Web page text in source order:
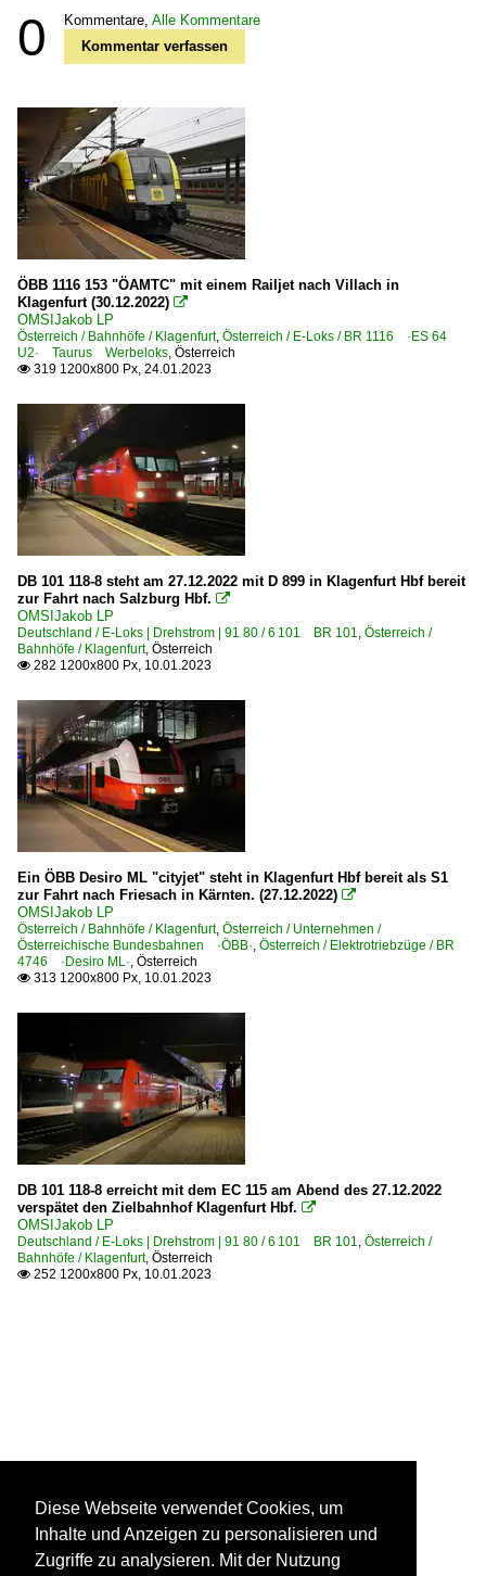
0 Kommentare, Alle Kommentare
Kommentar verfassen
ÖBB 1116 153 "ÖAMTC" mit einem Railjet nach Villach in
Klagenfurt (30.12.2022) 
OMSIJakob LP
Österreich / Bahnhöfe / Klagenfurt, Österreich / E-Loks / BR 1116 ·ES 64
U2· Taurus Werbeloks, Österreich
 319 1200x800 Px, 24.01.2023
DB 101 118-8 steht am 27.12.2022 mit D 899 in Klagenfurt Hbf bereit
zur Fahrt nach Salzburg Hbf. 
OMSIJakob LP
Deutschland / E-Loks | Drehstrom | 91 80 / 6 101 BR 101, Österreich /
Bahnhöfe / Klagenfurt, Österreich
 282 1200x800 Px, 10.01.2023
Ein ÖBB Desiro ML "cityjet" steht in Klagenfurt Hbf bereit als S1
zur Fahrt nach Friesach in Kärnten. (27.12.2022) 
OMSIJakob LP
Österreich / Bahnhöfe / Klagenfurt, Österreich / Unternehmen /
Österreichische Bundesbahnen ·ÖBB·, Österreich / Elektrotriebzüge / BR
4746 ·Desiro ML·, Österreich
 313 1200x800 Px, 10.01.2023
DB 101 118-8 erreicht mit dem EC 115 am Abend des 27.12.2022
verspätet den Zielbahnhof Klagenfurt Hbf. 
OMSIJakob LP
Deutschland / E-Loks | Drehstrom | 91 80 / 6 101 BR 101, Österreich /
Bahnhöfe / Klagenfurt, Österreich
 252 1200x800 Px, 10.01.2023
Diese Webseite verwendet Cookies, um
Inhalte und Anzeigen zu personalisieren und
Zugriffe zu analysieren. Mit der Nutzung